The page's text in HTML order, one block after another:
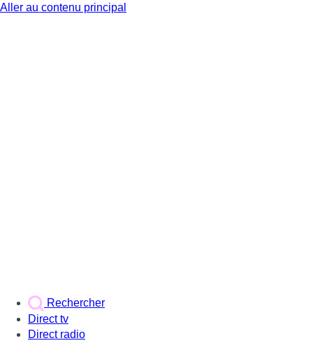
Aller au contenu principal
Rechercher
Direct tv
Direct radio